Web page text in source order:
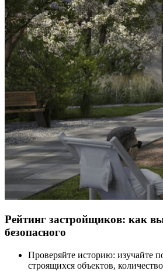
Рейтинг застройщиков: как
безопасного
Проверяйте историю: изучайте
строящихся объектов,